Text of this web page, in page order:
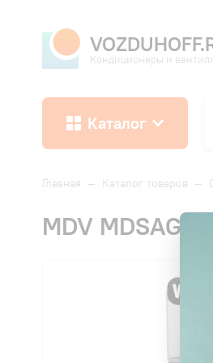
Кондиционеры и
Каталог
Главная — Каталог товаров —
MDV MDSAG-